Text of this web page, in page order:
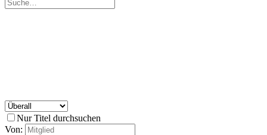
Nur Titel durchsuchen
Von: